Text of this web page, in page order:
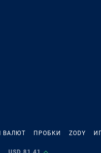
ВАЛЮТ ПРОБКИ ZODY